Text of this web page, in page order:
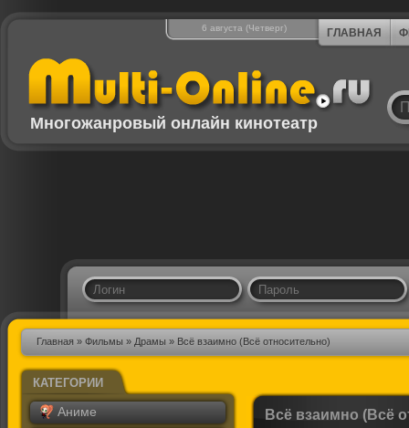
6 августа (Четверг) ГЛАВНАЯ
Многожанровый онлайн кинотеатр
Главная » Фильмы » Драмы » Всё взаимно (Всё относительно)
КАТЕГОРИИ
Аниме
Всё взаимно (Всё